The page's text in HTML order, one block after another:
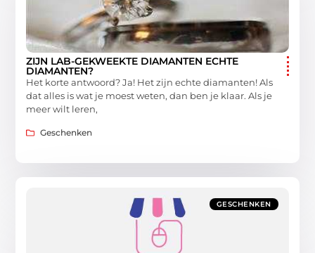
ZIJN LAB-GEKWEEKTE DIAMANTEN ECHTE
DIAMANTEN?
Het korte antwoord? Ja! Het zijn echte diamanten! Als
dat alles is wat je moest weten, dan ben je klaar. Als je
meer wilt leren,
Geschenken
GESCHENKEN